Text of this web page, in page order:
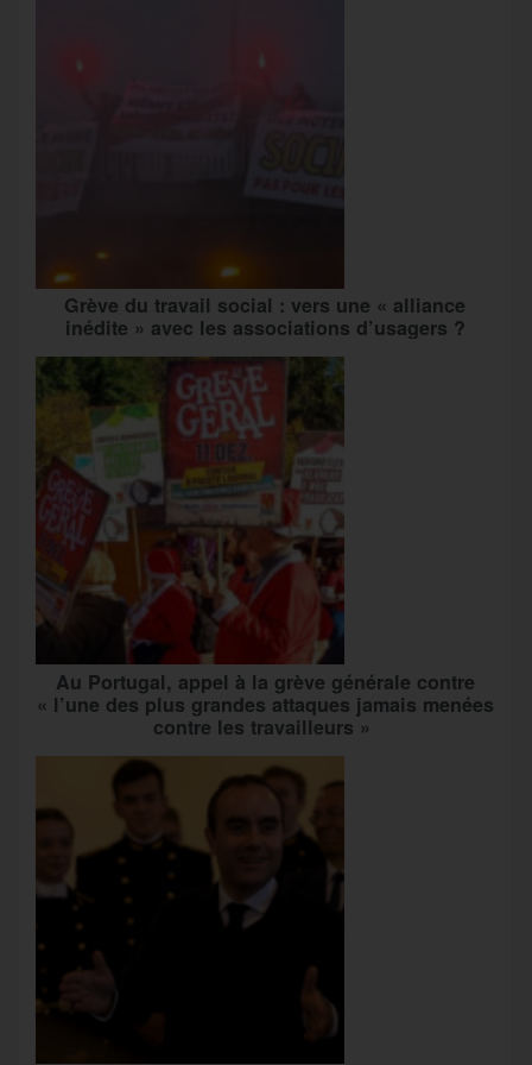
Grève du travail social : vers une « alliance
inédite » avec les associations d’usagers ?
Au Portugal, appel à la grève générale contre
« l’une des plus grandes attaques jamais menées
contre les travailleurs »